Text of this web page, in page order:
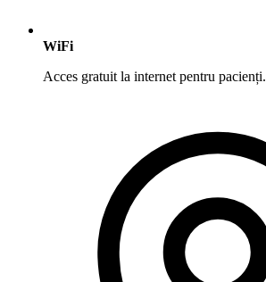
WiFi
Acces gratuit la internet pentru pacienți.